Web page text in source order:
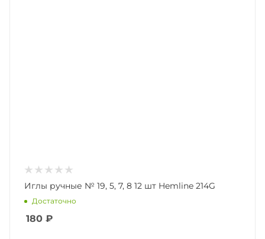
Иглы ручные № 19, 5, 7, 8 12 шт Hemline 214G
Достаточно
180 ₽